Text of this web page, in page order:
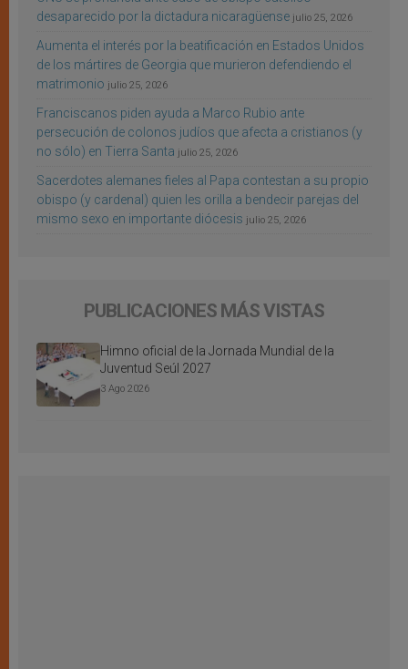
desaparecido por la dictadura nicaragüense julio 25, 2026
Aumenta el interés por la beatificación en Estados Unidos
de los mártires de Georgia que murieron defendiendo el
matrimonio julio 25, 2026
Franciscanos piden ayuda a Marco Rubio ante
persecución de colonos judíos que afecta a cristianos (y
no sólo) en Tierra Santa julio 25, 2026
Sacerdotes alemanes fieles al Papa contestan a su propio
obispo (y cardenal) quien les orilla a bendecir parejas del
mismo sexo en importante diócesis julio 25, 2026
PUBLICACIONES MÁS VISTAS
Himno oficial de la Jornada Mundial de la
Juventud Seúl 2027
3 Ago 2026